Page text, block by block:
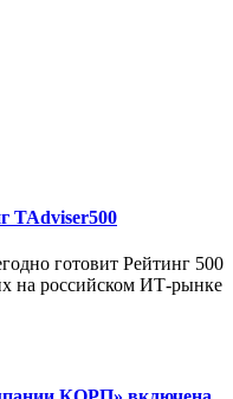
TAdviser500
готовит Рейтинг 500
на российском ИТ-рынке